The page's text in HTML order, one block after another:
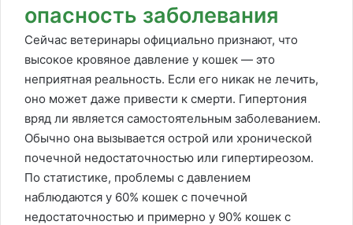
опасность заболевания
Сейчас ветеринары официально признают, что
высокое кровяное давление у кошек — это
неприятная реальность. Если его никак не лечить,
оно может даже привести к смерти. Гипертония
вряд ли является самостоятельным заболеванием.
Обычно она вызывается острой или хронической
почечной недостаточностью или гипертиреозом.
По статистике, проблемы с давлением
наблюдаются у 60% кошек с почечной
недостаточностью и примерно у 90% кошек с